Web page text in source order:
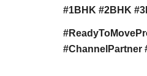
#1BHK #2BHK
#ChannelPartner